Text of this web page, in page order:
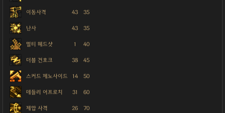
이동사격 43 35
난사 43 35
멀티 헤드샷 1 40
더블 건호크 38 45
스커드 제노사이드 14 50
데들리 어프로치 31 60
제압 사격 26 70